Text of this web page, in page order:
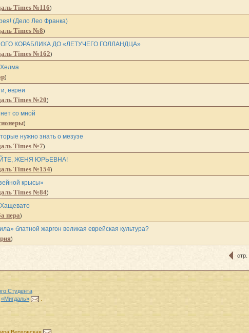
Times №116)
(Дело Лео Франка)
Times №8)
КОРАБЛИКА ДО «ЛЕТУЧЕГО ГОЛЛАНДЦА»
Times №162)
)
евреи
Times №20)
со мной
)
нужно знать о мезузе
Times №7)
ЖЕНЯ ЮРЬЕВНА!
Times №154)
крысы»
Times №84)
пера)
блатной жаргон великая еврейская культура?
)
стр.
Студента
«Мигдаль» .